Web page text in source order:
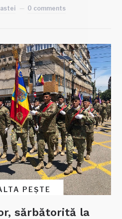
0 comments
PEȘTE
sărbătorită la